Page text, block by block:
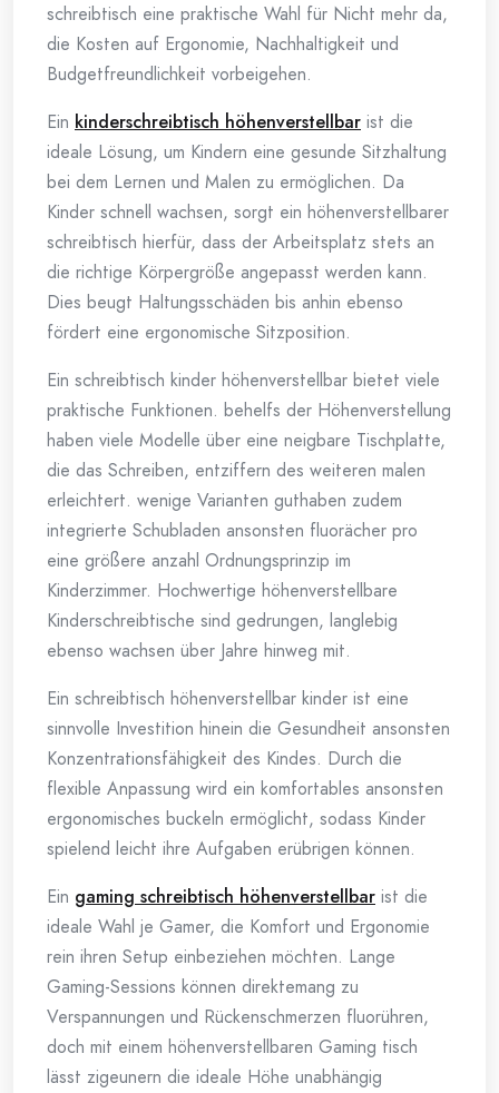
schreibtisch eine praktische Wahl für Nicht mehr da,
die Kosten auf Ergonomie, Nachhaltigkeit und
Budgetfreundlichkeit vorbeigehen.
Ein kinderschreibtisch höhenverstellbar ist die
ideale Lösung, um Kindern eine gesunde Sitzhaltung
bei dem Lernen und Malen zu ermöglichen. Da
Kinder schnell wachsen, sorgt ein höhenverstellbarer
schreibtisch hierfür, dass der Arbeitsplatz stets an
die richtige Körpergröße angepasst werden kann.
Dies beugt Haltungsschäden bis anhin ebenso
fördert eine ergonomische Sitzposition.
Ein schreibtisch kinder höhenverstellbar bietet viele
praktische Funktionen. behelfs der Höhenverstellung
haben viele Modelle über eine neigbare Tischplatte,
die das Schreiben, entziffern des weiteren malen
erleichtert. wenige Varianten guthaben zudem
integrierte Schubladen ansonsten fluorächer pro
eine größere anzahl Ordnungsprinzip im
Kinderzimmer. Hochwertige höhenverstellbare
Kinderschreibtische sind gedrungen, langlebig
ebenso wachsen über Jahre hinweg mit.
Ein schreibtisch höhenverstellbar kinder ist eine
sinnvolle Investition hinein die Gesundheit ansonsten
Konzentrationsfähigkeit des Kindes. Durch die
flexible Anpassung wird ein komfortables ansonsten
ergonomisches buckeln ermöglicht, sodass Kinder
spielend leicht ihre Aufgaben erübrigen können.
Ein gaming schreibtisch höhenverstellbar ist die
ideale Wahl je Gamer, die Komfort und Ergonomie
rein ihren Setup einbeziehen möchten. Lange
Gaming-Sessions können direktemang zu
Verspannungen und Rückenschmerzen fluorühren,
doch mit einem höhenverstellbaren Gaming tisch
lässt zigeunern die ideale Höhe unabhängig